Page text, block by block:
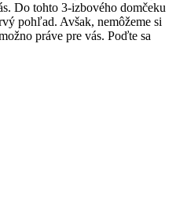
Do tohto 3-izbového domčeku
pohľad. Avšak, nemôžeme si
práve pre vás. Poďte sa